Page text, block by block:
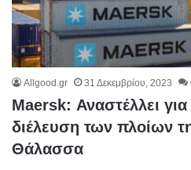
Allgood.gr 31 Δεκεμβρίου, 2023
Maersk: Αναστέλλει
διέλευση των πλοίων
Θάλασσα